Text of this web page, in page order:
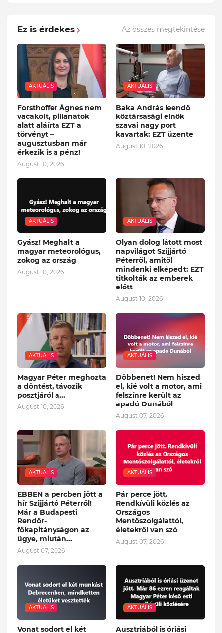
Ez is érdekes Az összes megtekintése
AKTUÁLIS
Forsthoffer Ágnes nem
vacakolt, pillanatok
alatt aláírta EZT a
törvényt –
augusztusban már
érkezik is a pénz!
August 10, 2026
AKTUÁLIS
Baka András leendő
köztársasági elnök
szavai nagy port
kavartak: EZT üzente
August 10, 2026
AKTUÁLIS
Gyász! Meghalt a
magyar meteorológus,
zokog az ország
August 10, 2026
AKTUÁLIS
Olyan dolog látott most
napvilágot Szijjártó
Péterről, amitől
mindenki elképedt: EZT
titkolták az emberek
előtt
August 10, 2026
AKTUÁLIS
Magyar Péter meghozta
a döntést, távozik
posztjáról a...
August 10, 2026
AKTUÁLIS
Döbbenet! Nem hiszed
el, kié volt a motor, ami
felszínre került az
apadó Dunából
August 07, 2026
AKTUÁLIS
EBBEN a percben jött a
hír Szijjártó Péterről!
Már a Budapesti
Rendőr-
főkapitányságon az
ügye, miután...
August 07, 2026
AKTUÁLIS
Pár perce jött.
Rendkívüli közlés az
Országos
Mentőszolgálattól,
életekről van szó
August 07, 2026
AKTUÁLIS
Vonat sodort el két
AKTUÁLIS
Ausztriából is óriási